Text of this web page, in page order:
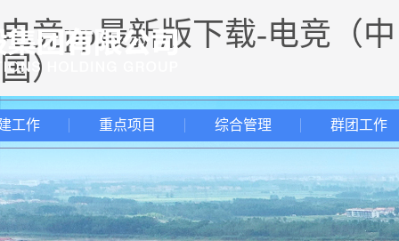
电竞pp最新版下载-电竞（中
国）
工作 重点项目 综合管理 群团工作